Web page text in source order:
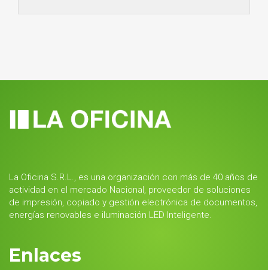
La Oficina S.R.L., es una organización con más de 40 años de
actividad en el mercado Nacional, proveedor de soluciones
de impresión, copiado y gestión electrónica de documentos,
energías renovables e iluminación LED Inteligente.
Enlaces